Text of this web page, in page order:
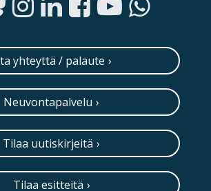
yhteyttä / palaute
Neuvontapalvelu
Tilaa uutiskirjeitä
Tilaa esitteitä